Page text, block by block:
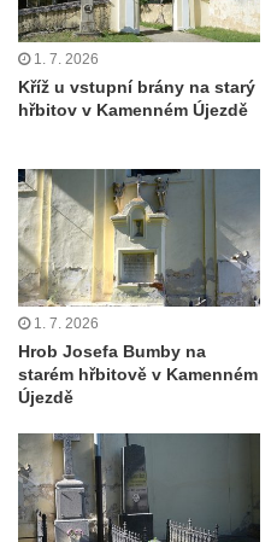
Pamětní deska Rudé armádě
Trutnově
Pomník obětem
hřbitově v Rychnově u
koncentračního tábora v
Rychnově u Jablonce nad
Kenotaf Alfreda Langa na
u Pěnčína
Kenotaf Emila Posselta na
Krásné u Pěnčína
Hřbitovní kaple rodiny Fiedler
Teplicích nad Metují
Kenotaf Franze Ruseho na
1. 7. 2026
Kříž u vstupní brány na starý
hřbitov v Kamenném Újezdě
1. 7. 2026
Hrob Josefa Bumby na
starém hřbitově v Kamenném
Újezdě